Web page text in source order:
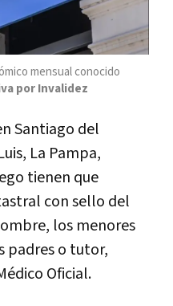
mensual conocido
por Invalidez
Santiago del
La Pampa,
tienen que
con sello del
los menores
padres o tutor,
Oficial.